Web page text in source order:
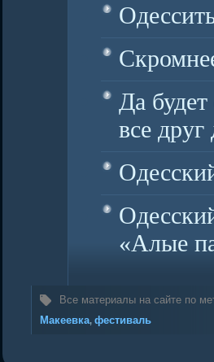
Да
все друг
«Алые
Все материалы на сайте по
Макеевка, фестиваль